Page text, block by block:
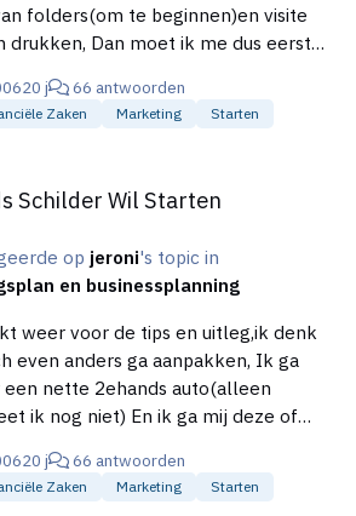
folders(om te beginnen)en visite
ik me dus eerst
meenemen daar naartoe,of kan ik
me probleemloos inschrijven Beankt weer
20 j 66 antwoorden
Zaken Marketing Starten
Schilder Wil Starten
op jeroni's topic in
en businessplanning
weer voor de tips en uitleg,ik denk
anders ga aanpakken, Ik ga
nette 2ehands auto(alleen
En ik ga mij deze of
drukker zoeken voor mijn
Ik ga gewoon beginnen
20 j 66 antwoorden
Zaken Marketing Starten